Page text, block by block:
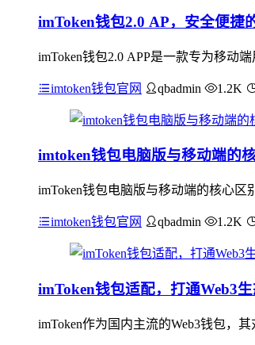
imToken钱包2.0 AP，安全便捷
imToken钱包2.0 APP是一款专为移动
imtoken钱包官网 qbadmin 1.2K
imtoken钱包电脑版与移动端的
imToken钱包电脑版与移动端的核心
imtoken钱包官网 qbadmin 1.2K
imToken钱包适配，打通Web3
imToken作为国内主流的Web3钱包，